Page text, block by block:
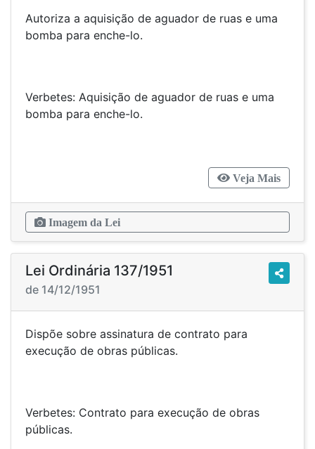
Autoriza a aquisição de aguador de ruas e uma
bomba para enche-lo.
Verbetes: Aquisição de aguador de ruas e uma
bomba para enche-lo.
Veja Mais
Imagem da Lei
Lei Ordinária 137/1951
de 14/12/1951
Dispõe sobre assinatura de contrato para
execução de obras públicas.
Verbetes: Contrato para execução de obras
públicas.